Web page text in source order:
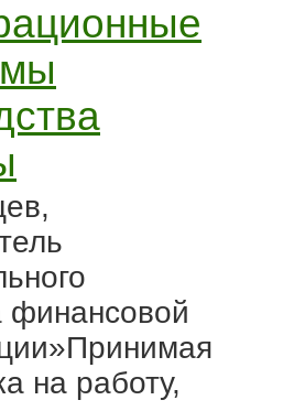
финансовой
на работу,